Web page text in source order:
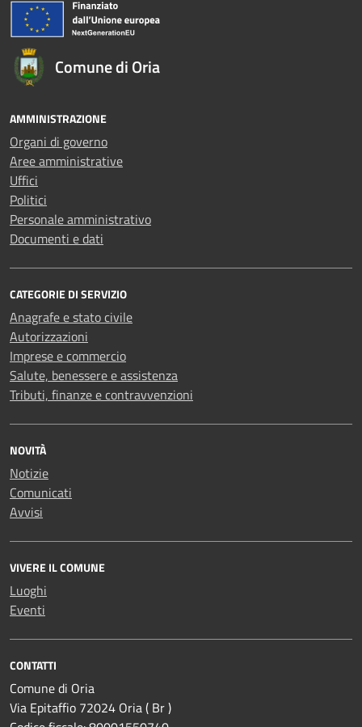
Comune di Oria
AMMINISTRAZIONE
Organi di governo
Aree amministrative
Uffici
Politici
Personale amministrativo
Documenti e dati
CATEGORIE DI SERVIZIO
Anagrafe e stato civile
Autorizzazioni
Imprese e commercio
Salute, benessere e assistenza
Tributi, finanze e contravvenzioni
NOVITÀ
Notizie
Comunicati
Avvisi
VIVERE IL COMUNE
Luoghi
Eventi
CONTATTI
Comune di Oria
Via Epitaffio 72024 Oria ( Br )